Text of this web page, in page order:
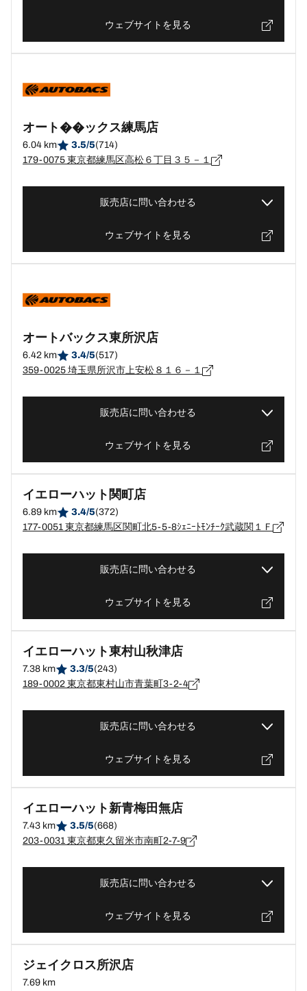
ウェブサイトを見る
オート��ックス練馬店
6.04 km 3.5/5(714)
179-0075 東京都練馬区高松６丁目３５－１
販売店に問い合わせる
ウェブサイトを見る
オートバックス東所沢店
6.42 km 3.4/5(517)
359-0025 埼玉県所沢市上安松８１６－１
販売店に問い合わせる
ウェブサイトを見る
イエローハット関町店
6.89 km 3.4/5(372)
177-0051 東京都練馬区関町北5-5-8ｼｪﾆｰﾄﾓﾝﾁｰｸ武蔵関１Ｆ
販売店に問い合わせる
ウェブサイトを見る
イエローハット東村山秋津店
7.38 km 3.3/5(243)
189-0002 東京都東村山市青葉町3-2-4
販売店に問い合わせる
ウェブサイトを見る
イエローハット新青梅田無店
7.43 km 3.5/5(668)
203-0031 東京都東久留米市南町2-7-9
販売店に問い合わせる
ウェブサイトを見る
ジェイクロス所沢店
7.69 km